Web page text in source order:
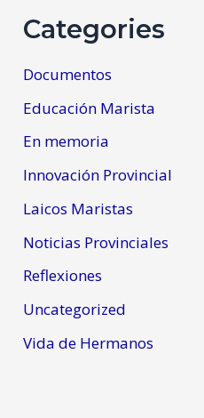
Categories
Documentos
Educación Marista
En memoria
Innovación Provincial
Laicos Maristas
Noticias Provinciales
Reflexiones
Uncategorized
Vida de Hermanos